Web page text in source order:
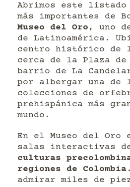
Abrimos este listado
más importantes de
Museo del Oro , uno
de Latinoamérica.
centro histórico de
cerca de la Plaza
barrio de La
por albergar una de
colecciones de
prehispánica más
mundo.
En el Museo del Oro
salas interactivas
culturas
regiones de Colombia
admirar miles de